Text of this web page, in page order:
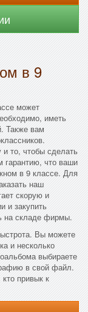
в 9
может
иметь
Также вам
то, чтобы сделать
гарантию, что ваши
в 9 классе. Для
наш
скорую и
и закупить
на складе фирмы.
Вы можете
и несколько
выбираете
в свой файл.
привык к